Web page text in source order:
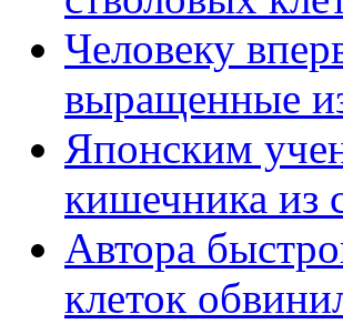
Человеку
выращенные
Японским
кишечника из
Автора
клеток